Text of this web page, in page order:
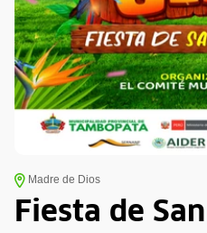
Madre de Dios
Fiesta de